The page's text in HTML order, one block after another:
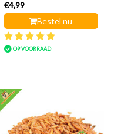
€4,99
Bestel nu
OP VOORRAAD